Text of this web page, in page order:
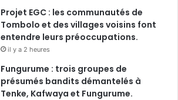
Projet EGC : les communautés de
Tombolo et des villages voisins font
entendre leurs préoccupations.
il y a 2 heures
Fungurume : trois groupes de
présumés bandits démantelés à
Tenke, Kafwaya et Fungurume.